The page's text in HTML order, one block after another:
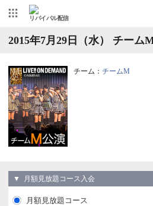
リバイバル配信
2015年7月29日（水） チーム
チーム： チームM
▼ 月額見放題コース入会
月額見放題コース